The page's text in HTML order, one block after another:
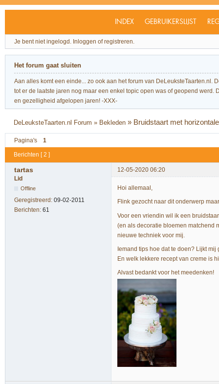
INDEX GEBRUIKERSLIJST
Je bent niet ingelogd. Inloggen of registreren.
Het forum gaat sluiten
Aan alles komt een einde... zo ook aan het forum van
tot er de laatste jaren nog maar een enkel topic open was of geopend
en gezelligheid afgelopen jaren! -XXX-
DeLeuksteTaarten.nl Forum » Bekleden » Bruidstaart met
Pagina's 1
Berichten [ 2 ]
tartas
12-05-2020 06:20
Lid
Offline
Geregistreerd: 09-02-2011
Berichten: 61
Hoi allemaal,
Flink gezocht naar dit onderwerp
Voor een vriendin wil ik een
(en als decoratie bloemen matchend
nieuwe techniek voor mij.
Iemand tips hoe dat te doen? Lijkt
En welk lekkere recept van creme is
Alvast bedankt voor het meedenken!